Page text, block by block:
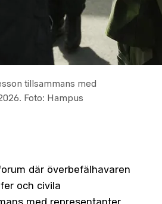
tillsammans med
Foto: Hampus
där överbefälhavaren
och civila